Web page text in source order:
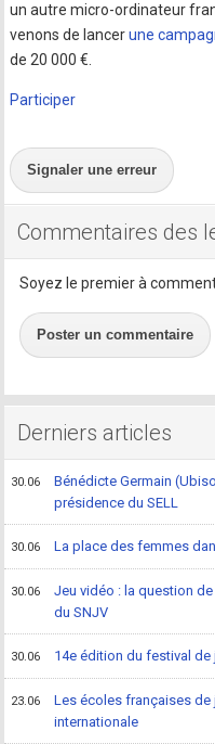
un autre micro-ordinateur
venons de lancerune
de 20 000 €.
Participer
Signaler une erreur
Commentaires des
Soyez le premier à
Poster un commentaire
Derniers articles
30.06
Bénédicte Germain
présidence du SELL
30.06 La place des femmes
30.06
Jeu vidéo : la question
du SNJV
30.06 14e édition du festival de
23.06
Les écoles françaises
internationale